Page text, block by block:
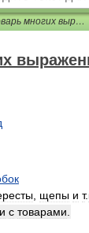
Словарь многих выражений
щепы и т.
с товарами